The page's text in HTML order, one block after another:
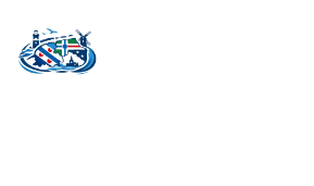
naar